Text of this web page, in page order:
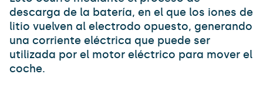
descarga de la batería, en el que los iones de
litio vuelven al electrodo opuesto, generando
una corriente eléctrica que puede ser
utilizada por el motor eléctrico para mover el
coche.